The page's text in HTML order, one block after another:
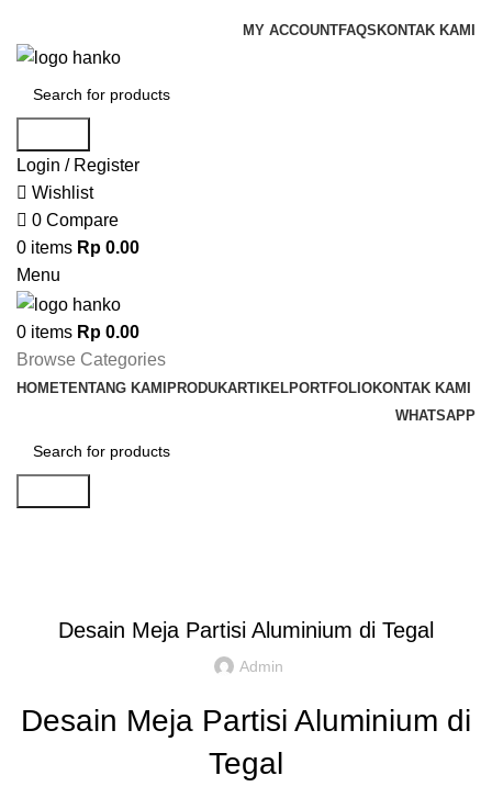
MY ACCOUNTFAQS KONTAK KAMI
Login / Register
Wishlist
0 Compare
0 items Rp 0.00
Menu
0 items Rp 0.00
Browse Categories
HOMETENTANG KAMIPRODUKARTIKELPORTFOLIOKONTAK KAMI
WHATSAPP
Desain Meja Partisi Aluminium di Tegal
Admin
Desain Meja Partisi Aluminium di
Tegal